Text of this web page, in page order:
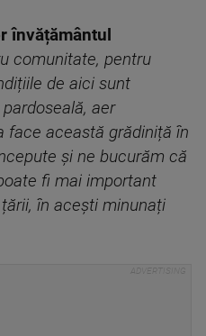
învățământul
comunitate, pentru
de aici sunt
aer
face această grădiniță în
și ne bucurăm că
fi mai important
în acești minunați